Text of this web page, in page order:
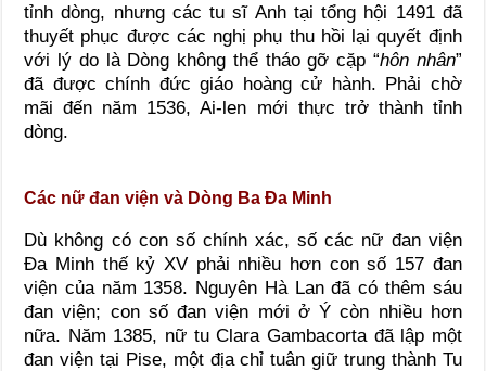
tỉnh dòng, nhưng các tu sĩ Anh tại tổng hội 1491 đã
thuyết phục được các nghị phụ thu hồi lại quyết định
với lý do là Dòng không thể tháo gỡ cặp “hôn nhân”
đã được chính đức giáo hoàng cử hành. Phải chờ
mãi đến năm 1536, Ai-len mới thực trở thành tỉnh
dòng.
Các nữ đan viện và Dòng Ba Đa Minh
Dù không có con số chính xác, số các nữ đan viện
Đa Minh thế kỷ XV phải nhiều hơn con số 157 đan
viện của năm 1358. Nguyên Hà Lan đã có thêm sáu
đan viện; con số đan viện mới ở Ý còn nhiều hơn
nữa. Năm 1385, nữ tu Clara Gambacorta đã lập một
đan viện tại Pise, một địa chỉ tuân giữ trung thành Tu